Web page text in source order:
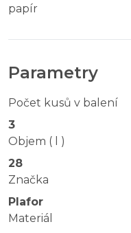
papír
Parametry
Počet kusů v balení
3
Objem ( l )
28
Značka
Plafor
Materiál